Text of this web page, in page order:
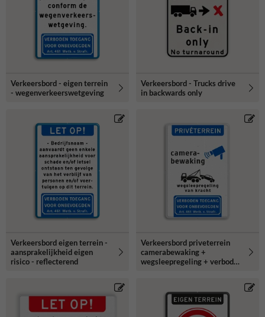
Verkeersbord - eigen terrein
- wegenverkeerswetgeving
Verkeersbord - Trucks drive
in backwards only
Verkeersbord eigen terrein -
aansprakelijkheid eigen
risico - reflecterend
Verkeersbord priveterrein
camerabewaking +
wegsleepregeling + verboden